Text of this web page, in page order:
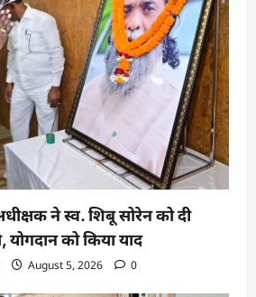
ने स्व. शिबू सोरेन को दी
योगदान को किया याद
August 5, 2026 0